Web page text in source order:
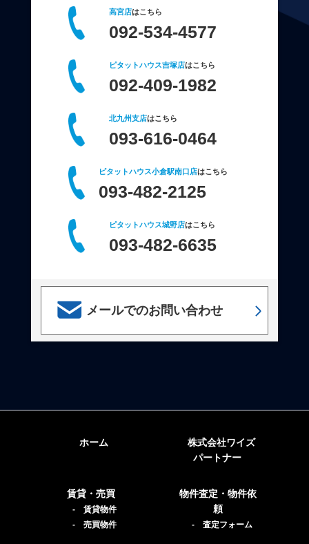
高宮店はこちら
092-534-4577
ピタットハウス吉塚店はこちら
092-409-1982
北九州支店はこちら
093-616-0464
ピタットハウス小倉駅南口店はこちら
093-482-2125
ピタットハウス城野店はこちら
093-482-6635
メールでのお問い合わせ
ホーム
株式会社ワイズ
パートナー
賃貸・売買
- 賃貸物件
- 売買物件
物件査定・物件依
頼
- 査定フォーム